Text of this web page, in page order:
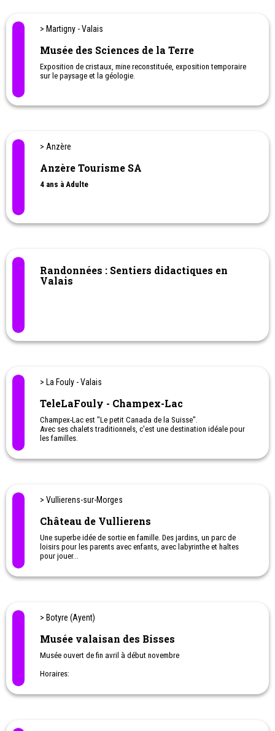
> Martigny - Valais
Musée des Sciences de la Terre
Exposition de cristaux, mine reconstituée, exposition temporaire
sur le paysage et la géologie.
> Anzère
Anzère Tourisme SA
4 ans à Adulte
Randonnées : Sentiers didactiques en
Valais
> La Fouly - Valais
TeleLaFouly - Champex-Lac
Champex-Lac est "Le petit Canada de la Suisse".
Avec ses chalets traditionnels, c'est une destination idéale pour
les familles.
> Vullierens-sur-Morges
Château de Vullierens
Une superbe idée de sortie en famille. Des jardins, un parc de
loisirs pour les parents avec enfants, avec labyrinthe et haltes
pour jouer...
> Botyre (Ayent)
Musée valaisan des Bisses
Musée ouvert de fin avril à début novembre
Horaires:
* Samedi 10h - 19h